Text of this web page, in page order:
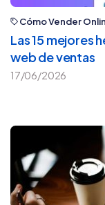
Cómo Vender
Las 15 mejores
web de ventas
17/06/2026